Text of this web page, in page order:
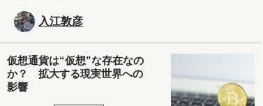
入江敦彦
仮想通貨は“仮想”な存在なの
か？ 拡大する現実世界への
影響